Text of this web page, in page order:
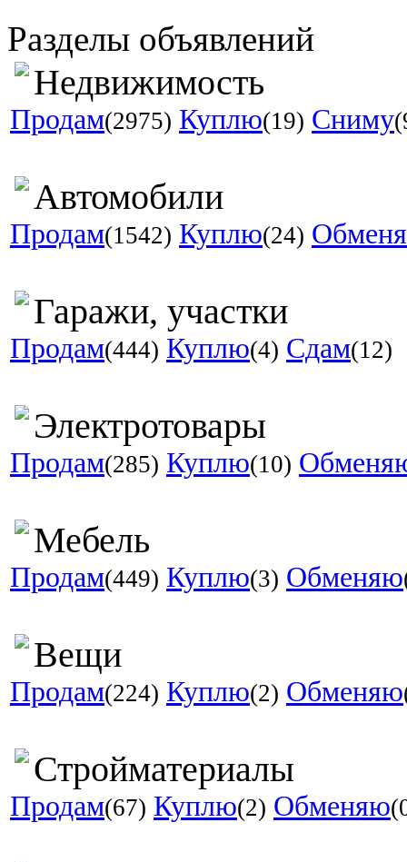
Разделы объявлений
Недвижимость
Продам(2975) Куплю(19) Сниму
Автомобили
Продам(1542) Куплю(24)
Гаражи, участки
Продам(444) Куплю(4) Сдам(12)
Электротовары
Продам(285) Куплю(10)
Мебель
Продам(449) Куплю(3) Обменяю
Вещи
Продам(224) Куплю(2) Обменяю
Стройматериалы
Продам(67) Куплю(2) Обменяю